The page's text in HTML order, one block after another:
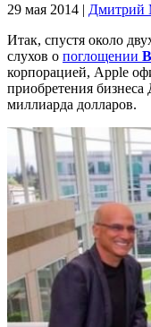
29 мая 2014 | Дмитрий
Итак, спустя около
слухов о поглощении
корпорацией, Apple
приобретения
миллиарда долларов.